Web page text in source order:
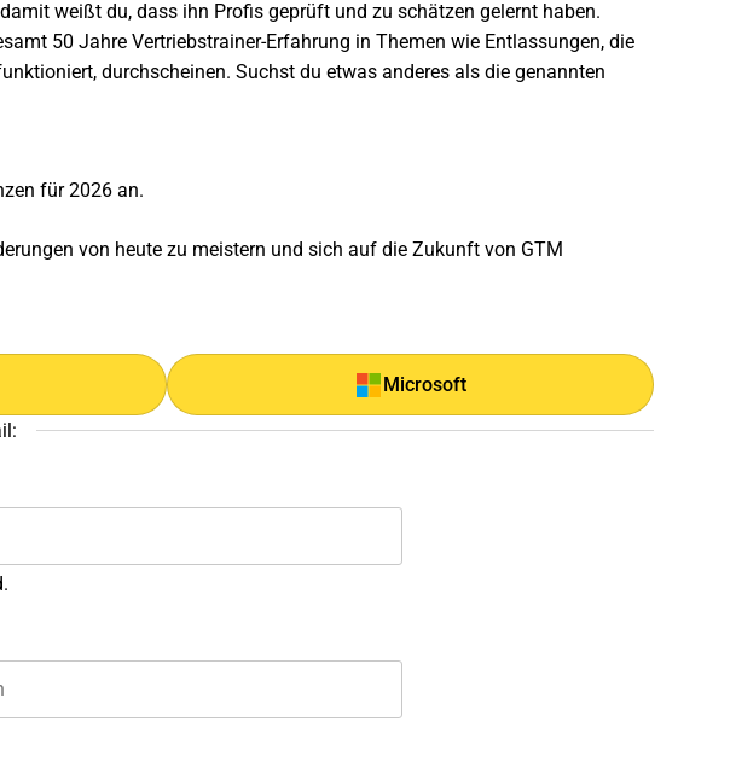
weißt du, dass ihn Profis geprüft und zu schätzen gelernt haben.
50 Jahre Vertriebstrainer-Erfahrung in Themen wie Entlassungen, die
durchscheinen. Suchst du etwas anderes als die genannten
für 2026 an.
von heute zu meistern und sich auf die Zukunft von GTM
Microsoft